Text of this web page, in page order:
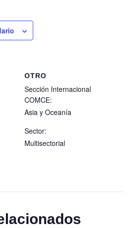
OTRO
Sección Internacional
COMCE:
Asia y Oceanía
Sector:
Multisectorial